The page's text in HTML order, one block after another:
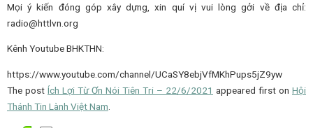
Mọi ý kiến đóng góp xây dựng, xin quí vị vui lòng gởi về địa chỉ:
radio@httlvn.org
Kênh Youtube BHKTHN:
https://www.youtube.com/channel/UCaSY8ebjVfMKhPups5jZ9yw
The post Ích Lợi Từ Ơn Nói Tiên Tri – 22/6/2021 appeared first on Hội
Thánh Tin Lành Việt Nam